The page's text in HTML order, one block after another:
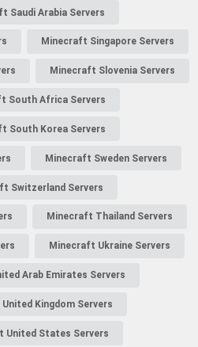
Saudi Arabia Servers
Minecraft Singapore Servers
Minecraft Slovenia Servers
South Africa Servers
South Korea Servers
Minecraft Sweden Servers
Switzerland Servers
Minecraft Thailand Servers
Minecraft Ukraine Servers
Arab Emirates Servers
Kingdom Servers
United States Servers